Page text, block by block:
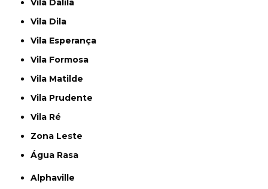
Vila Dalila
Vila Dila
Vila Esperança
Vila Formosa
Vila Matilde
Vila Prudente
Vila Ré
Zona Leste
Água Rasa
Alphaville